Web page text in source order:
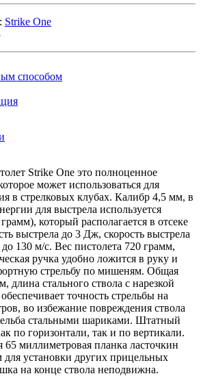
Strike One
способом
Strike One это полноценное
может использоваться для
в стрелковых клубах. Калибр 4,5 мм, в
для выстрела используется
который располагается в отсеке
выстрела до 3 Дж, скорость выстрела
130 м/с. Вес пистолета 720 грамм,
ручка удобно ложится в руку и
стрельбу по мишеням. Общая
длина стального ствола с нарезкой
точность стрельбы на
во избежание повреждения ствола
стальными шариками. Штатный
по горизонтали, так и по вертикали.
65 миллиметровая планка ласточкин
установки других прицельных
на конце ствола неподвижна.